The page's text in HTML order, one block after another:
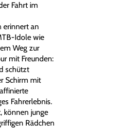
Fahrt im
erinnert an
Idole wie
Weg zur
mit Freunden:
schützt
Schirm mit
Fahrerlebnis.
können junge
Rädchen